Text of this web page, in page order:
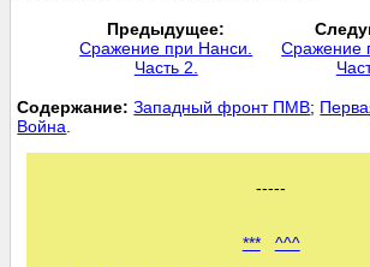
Предыдущее:
Сражение при Нанси.
Часть 2.
Сражение
Cодержание: Западный фронт ПМВ;
Война
-----
*** ^^^